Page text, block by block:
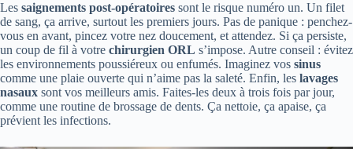
Les saignements post-opératoires sont le risque numéro un. Un filet
de sang, ça arrive, surtout les premiers jours. Pas de panique : penchez-
vous en avant, pincez votre nez doucement, et attendez. Si ça persiste,
un coup de fil à votre chirurgien ORL s’impose. Autre conseil : évitez
les environnements poussiéreux ou enfumés. Imaginez vos sinus
comme une plaie ouverte qui n’aime pas la saleté. Enfin, les lavages
nasaux sont vos meilleurs amis. Faites-les deux à trois fois par jour,
comme une routine de brossage de dents. Ça nettoie, ça apaise, ça
prévient les infections.